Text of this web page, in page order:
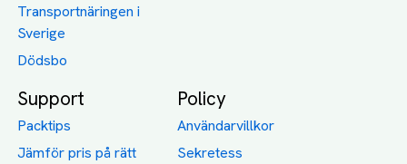
Transportnäringen i
Sverige
Dödsbo
Support
Packtips
Jämför pris på rätt
Policy
Användarvillkor
Sekretess